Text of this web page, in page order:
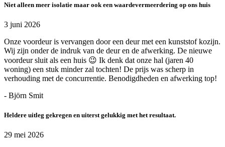
Niet alleen meer isolatie maar ook een waardevermeerdering op ons huis
3 juni 2026
Onze voordeur is vervangen door een deur met een kunststof kozijn.
Wij zijn onder de indruk van de deur en de afwerking. De nieuwe
voordeur sluit als een huis 😉 Ik denk dat onze hal (jaren 40
woning) een stuk minder zal tochten! De prijs was scherp in
verhouding met de concurrentie. Benodigdheden en afwerking top!
- Björn Smit
Heldere uitleg gekregen en uiterst gelukkig met het resultaat.
29 mei 2026